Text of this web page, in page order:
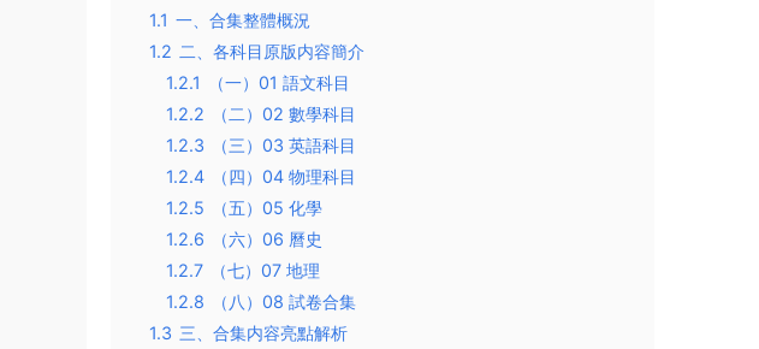
1.1 一、合集整體概況
1.2 二、各科目原版内容簡介
1.2.1
（一）01 語文科目
1.2.2
（二）02 數學科目
1.2.3
（三）03 英語科目
1.2.4
（四）04 物理科目
1.2.5
（五）05 化學
1.2.6
（六）06 曆史
1.2.7
（七）07 地理
1.2.8
（八）08 試卷合集
1.3 三、合集内容亮點解析